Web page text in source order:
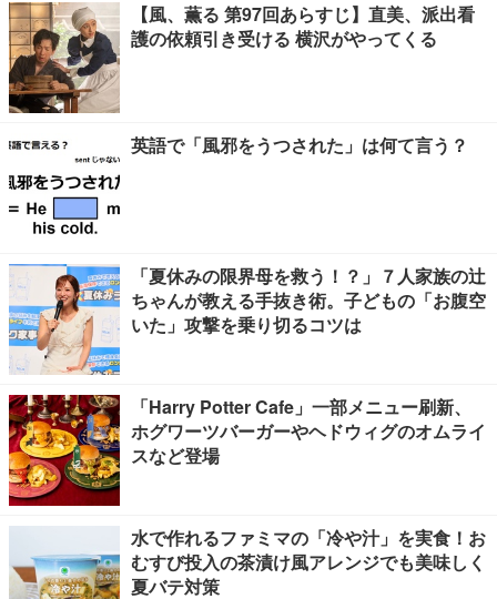
【風、薫る 第97回あらすじ】直美、派出看
護の依頼引き受ける 横沢がやってくる
英語で「風邪をうつされた」は何て言う？
「夏休みの限界母を救う！？」７人家族の辻
ちゃんが教える手抜き術。子どもの「お腹空
いた」攻撃を乗り切るコツは
「Harry Potter Cafe」一部メニュー刷新、
ホグワーツバーガーやヘドウィグのオムライ
スなど登場
水で作れるファミマの「冷や汁」を実食！お
むすび投入の茶漬け風アレンジでも美味しく
夏バテ対策